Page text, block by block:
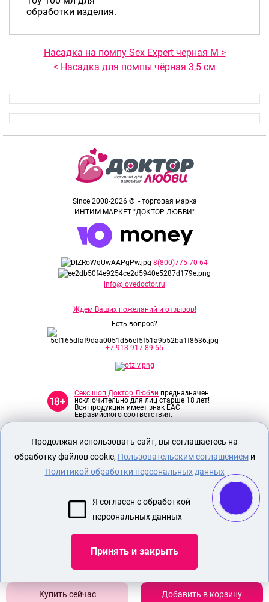
Добавить в корзину
обработки изделия.
Насадка на помпу Sex Expert черная М >
< Насадка для помпы чёрная 3,5 см
Since 2008-2026 © - торговая марка
ИНТИМ МАРКЕТ "ДОКТОР ЛЮБВИ"
8(800)775-70-64
info@lovedoctor.ru
Ждем Ваших пожеланий и отзывов!
Есть вопрос?
+7-913-917-89-65
Секс шоп Доктор Любви предназначен
исключительно для лиц старше 18 лет!
Вся продукция имеет знак EAC
Евразийского соответствия.
О МАГАЗИНЕ
ОПЛАТА И ДОСТАВКА
СЕКС ИГРУШКИ
СТРАПОН
Продолжая использовать сайт, вы соглашаетесь на
обработку файлов cookie, Пользовательским соглашениеми
Политикой обработки персональных данных
Я согласен с обработкой
персональных данных
Принять и закрыть